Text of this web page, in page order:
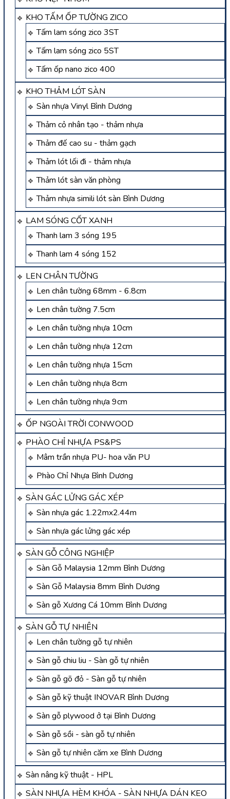
KHO TẤM ỐP TƯỜNG ZICO
Tấm lam sóng zico 3ST
Tấm lam sóng zico 5ST
Tấm ốp nano zico 400
KHO THẢM LÓT SÀN
Sàn nhựa Vinyl Bình Dương
Thảm cỏ nhân tạo - thảm nhựa
Thảm đế cao su - thảm gạch
Thảm lót lối đi - thảm nhựa
Thảm lót sàn văn phòng
Thảm nhựa simili lót sàn Bình Dương
LAM SÓNG CỐT XANH
Thanh lam 3 sóng 195
Thanh lam 4 sóng 152
LEN CHÂN TƯỜNG
Len chân tường 68mm - 6.8cm
Len chân tường 7.5cm
Len chân tường nhựa 10cm
Len chân tường nhựa 12cm
Len chân tường nhựa 15cm
Len chân tường nhựa 8cm
Len chân tường nhựa 9cm
ỐP NGOÀI TRỜI CONWOOD
PHÀO CHỈ NHỰA PS&PS
Mâm trần nhựa PU- hoa văn PU
Phào Chỉ Nhựa Bình Dương
SÀN GÁC LỬNG GÁC XÉP
Sàn nhựa gác 1.22mx2.44m
Sàn nhựa gác lửng gác xép
SÀN GỖ CÔNG NGHIỆP
Sàn Gỗ Malaysia 12mm Bình Dương
Sàn Gỗ Malaysia 8mm Bình Dương
Sàn gỗ Xương Cá 10mm Bình Dương
SÀN GỖ TỰ NHIÊN
Len chân tường gỗ tự nhiên
Sàn gỗ chiu liu - Sàn gỗ tự nhiên
Sàn gỗ gõ đỏ - Sàn gỗ tự nhiên
Sàn gỗ kỹ thuật INOVAR Bình Dương
Sàn gỗ plywood ở tại Bình Dương
Sàn gỗ sồi - sàn gỗ tự nhiên
Sàn gỗ tự nhiên căm xe Bình Dương
Sàn nâng kỹ thuật - HPL
SÀN NHỰA HÈM KHÓA - SÀN NHỰA DÁN KEO